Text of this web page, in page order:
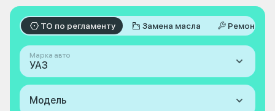
ТО по регламенту Замена масла Ремонт
Марка авто
УАЗ
Модель